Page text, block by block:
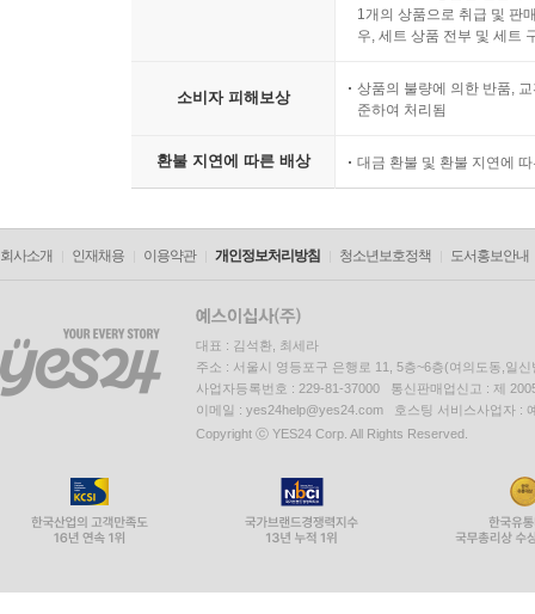
1개의 상품으로 취급 및 판
우, 세트 상품 전부 및 세트
소비자 피해보상
상품의 불량에 의한 반품,
준하여 처리됨
환불 지연에 따른 배상 대금 환불 및 환불 지연에
회사소개 인재채용 이용약관 개인정보처리방침 청소년보호정책 도서홍보안내
대표 : 김석환, 최세라
주소 : 서울시 영등포구 은행로 11, 5층~6층(여의도동,일신
사업자등록번호 : 229-81-37000 통신판매업신고 : 제
이메일 : yes24help@yes24.com 호스팅 서비스사업자 :
Copyright ⓒ YES24 Corp. All Rights Reserved.